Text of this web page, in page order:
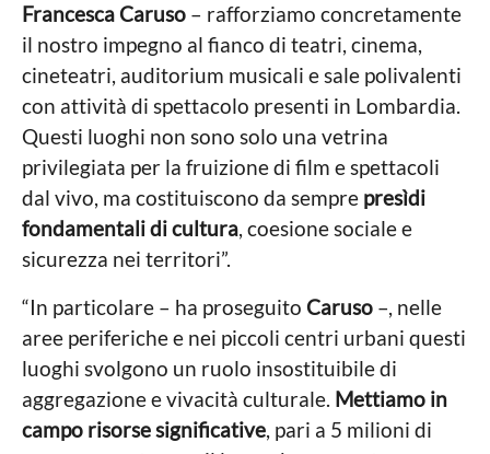
Francesca Caruso – rafforziamo concretamente
il nostro impegno al fianco di teatri, cinema,
cineteatri, auditorium musicali e sale polivalenti
con attività di spettacolo presenti in Lombardia.
Questi luoghi non sono solo una vetrina
privilegiata per la fruizione di film e spettacoli
dal vivo, ma costituiscono da sempre presìdi
fondamentali di cultura, coesione sociale e
sicurezza nei territori”.
“In particolare – ha proseguito Caruso –, nelle
aree periferiche e nei piccoli centri urbani questi
luoghi svolgono un ruolo insostituibile di
aggregazione e vivacità culturale. Mettiamo in
campo risorse significative, pari a 5 milioni di